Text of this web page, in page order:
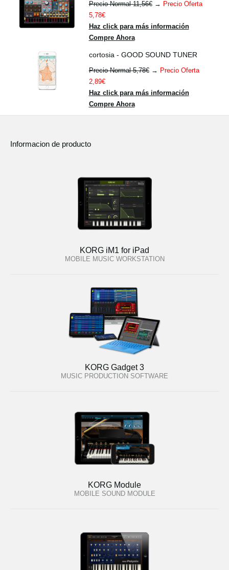
Precio Normal 11,56€→ Precio Oferta
5,78€
Haz click para más información
Compre Ahora
cortosia - GOOD SOUND TUNER
Precio Normal 5,78€→ Precio Oferta
2,89€
Haz click para más información
Compre Ahora
Informacion de producto
KORG iM1 for iPad
MOBILE MUSIC WORKSTATION
KORG Gadget 3
MUSIC PRODUCTION SOFTWARE
KORG Module
MOBILE SOUND MODULE